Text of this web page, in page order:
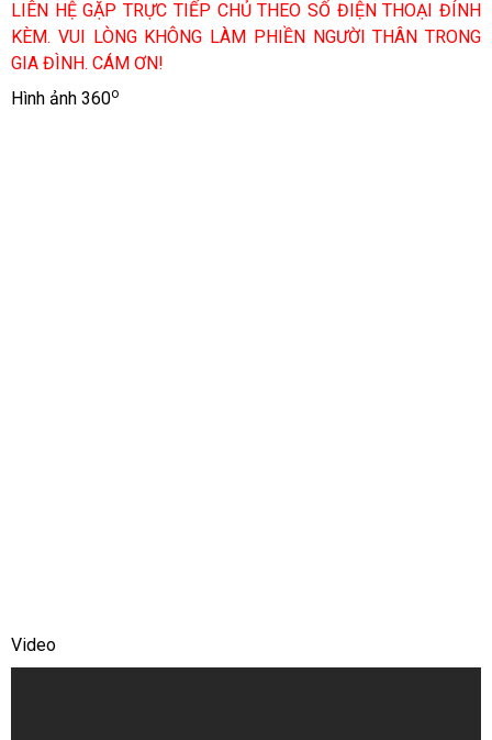
LIÊN HỆ GẶP TRỰC TIẾP CHỦ THEO SỐ ĐIỆN THOẠI ĐÍNH
KÈM. VUI LÒNG KHÔNG LÀM PHIỀN NGƯỜI THÂN TRONG
GIA ĐÌNH. CÁM ƠN!
Hình ảnh 360o
Video